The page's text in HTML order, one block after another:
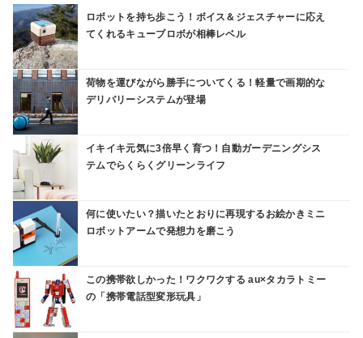
ロボットを持ち歩こう！ボイス＆ジェスチャーに応え
てくれるキューブロボが相棒レベル
荷物を運びながら勝手についてくる！軽量で画期的な
デリバリーシステムが登場
イキイキ元気に3倍早く育つ！自動ガーデニングシス
テムでらくらくグリーンライフ
何に使いたい？描いたとおりに再現するお絵かきミニ
ロボットアームで発想力を磨こう
この携帯欲しかった！ワクワクする au×タカラトミー
の「携帯電話型変形玩具」